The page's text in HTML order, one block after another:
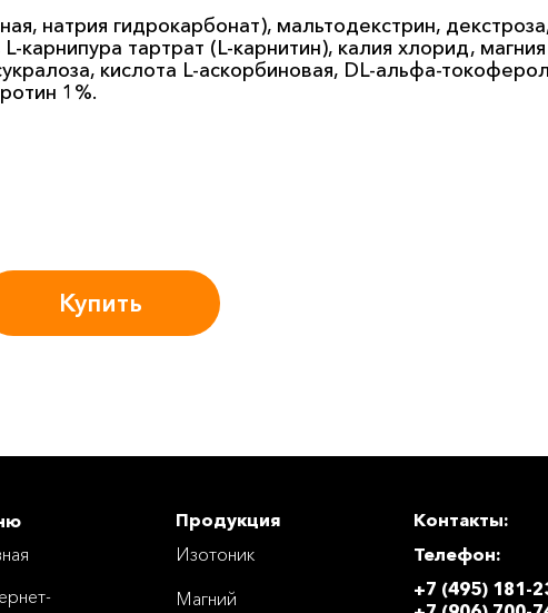
натрия гидрокарбонат), мальтодекстрин,
карнипура тартрат (L-карнитин), калия хлорид,
кислота L-аскорбиновая, DL-альфа-
1%.
Купить
Продукция
Изотоник
Магний
Контакты:
Телефон:
+7 (495) 181-